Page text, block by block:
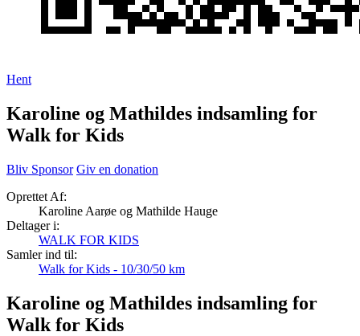
Hent
Karoline og Mathildes indsamling for
Walk for Kids
Bliv Sponsor Giv en donation
Oprettet Af:
Karoline Aarøe og Mathilde Hauge
Deltager i:
WALK FOR KIDS
Samler ind til:
Walk for Kids - 10/30/50 km
Karoline og Mathildes indsamling for
Walk for Kids